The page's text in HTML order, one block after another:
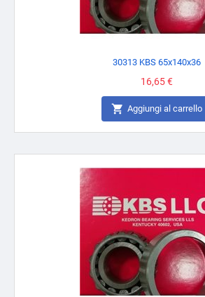
30313 KBS 65x140x36
Prezzo
16,65 €
 Aggiungi al carrello